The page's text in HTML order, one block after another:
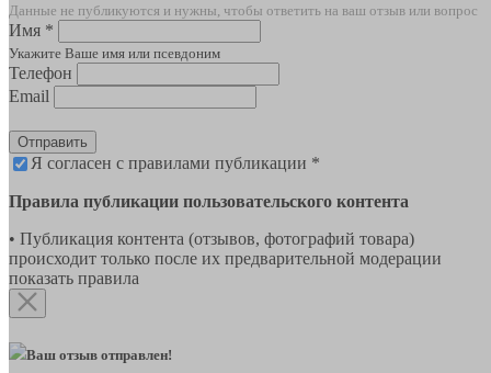
Данные не публикуются и нужны, чтобы ответить на ваш отзыв или вопрос
Имя *
Укажите Ваше имя или псевдоним
Телефон
Email
Отправить
Я согласен с правилами публикации *
Правила публикации пользовательского контента
• Публикация контента (отзывов, фотографий товара)
происходит только после их предварительной модерации
показать правила
Ваш отзыв отправлен!